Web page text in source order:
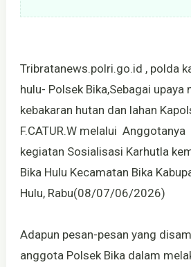
Tribratanews.polri.go.id , polda
hulu- Polsek Bika,Sebagai
kebakaran hutan dan lahan
F.CATUR.W melalui
kegiatan Sosialisasi Karhutla
Bika Hulu Kecamatan Bika
Hulu, Rabu(08/07/06/2026)
Adapun pesan-pesan yang
anggota Polsek Bika dalam